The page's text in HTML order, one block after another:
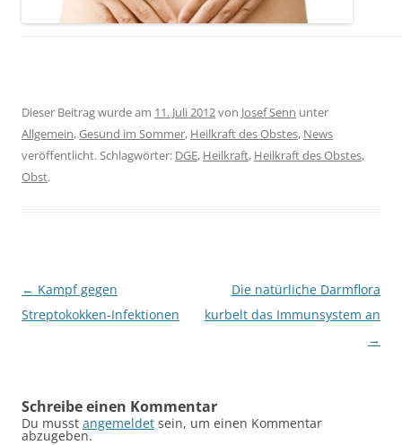
Dieser Beitrag wurde am 11. Juli 2012von Josef Senn unter
Allgemein,Gesund im Sommer, Heilkraft des Obstes, News
veröffentlicht. Schlagwörter: DGE, Heilkraft, Heilkraft des Obstes,
Obst.
Beitragsnavigation
← Kampf gegen
Streptokokken-Infektionen
Die natürliche Darmflora
kurbelt das Immunsystem an
→
Schreibe einen Kommentar
Du musst angemeldet sein, um einen Kommentar
abzugeben.